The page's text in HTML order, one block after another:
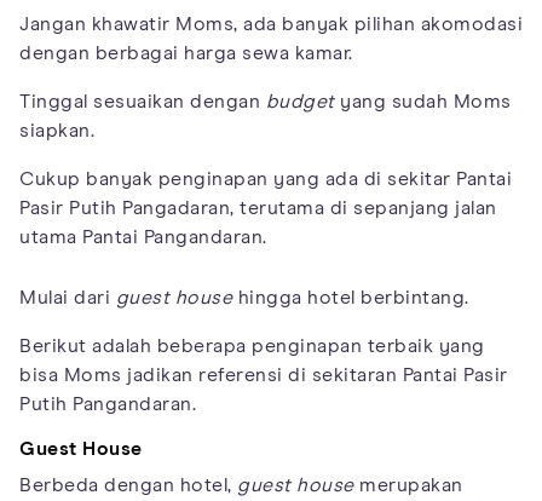
Jangan khawatir Moms, ada banyak pilihan akomodasi
dengan berbagai harga sewa kamar.
Tinggal sesuaikan dengan budgetyang sudah Moms
siapkan.
Cukup banyak penginapan yang ada di sekitar Pantai
Pasir Putih Pangadaran, terutama di sepanjang jalan
utama Pantai Pangandaran.
Mulai dari guest househingga hotel berbintang.
Berikut adalah beberapa penginapan terbaik yang
bisa Moms jadikan referensi di sekitaran Pantai Pasir
Putih Pangandaran.
Guest House
Berbeda dengan hotel, guest housemerupakan